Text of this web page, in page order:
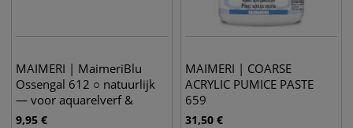
MAIMERI | MaimeriBlu
Ossengal 612 ○ natuurlijk
— voor aquarelverf &
gouache
9,95 €
MAIMERI | COARSE
ACRYLIC PUMICE PASTE
659
31,50 €